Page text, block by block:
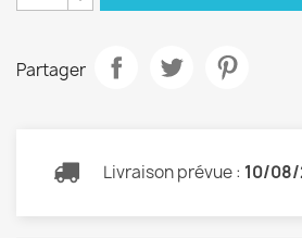
Partager
Livraison prévue : 10/